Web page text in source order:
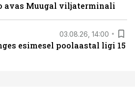
avas Muugal viljaterminali
03.08.26, 14:00
esimesel poolaastal ligi 15